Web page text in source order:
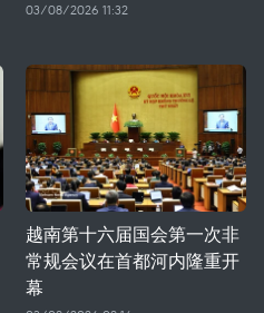
03/08/2026 11:32
越南第十六届国会第一次非
常规会议在首都河内隆重开
幕